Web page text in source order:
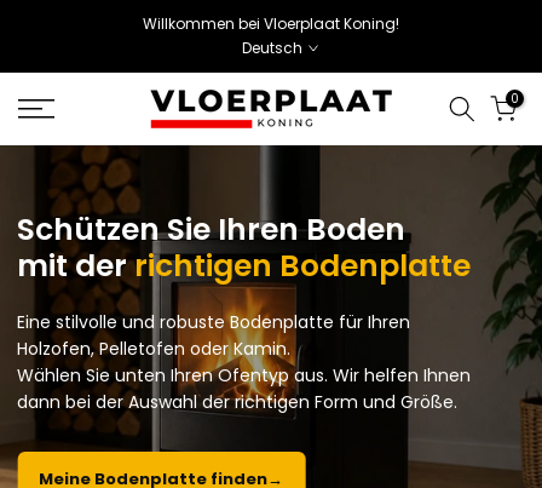
Willkommen bei Vloerplaat Koning!
Deutsch
0
Schützen Sie Ihren Boden
mit derrichtigen Bodenplatte
Eine stilvolle und robuste Bodenplatte für Ihren
Holzofen,Pelletofen oder Kamin.
Wählen Sie unten Ihren Ofentyp aus. Wir helfen Ihnen
dann bei der Auswahl der richtigen Form und Größe.
Meine Bodenplatte finden→